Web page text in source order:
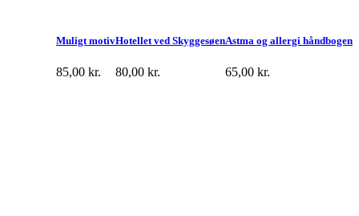
Astma og allergi håndbogen
65,00 kr.
Hotellet ved Skyggesøen
80,00 kr.
Muligt motiv
85,00 kr.